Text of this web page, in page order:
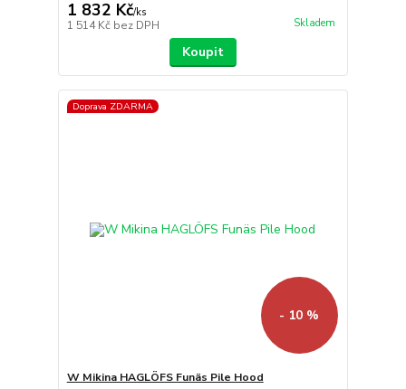
1 832 Kč/ks
1 514 Kč bez DPH Skladem
Koupit
Doprava ZDARMA
- 10 %
W Mikina HAGLÖFS Funäs Pile Hood